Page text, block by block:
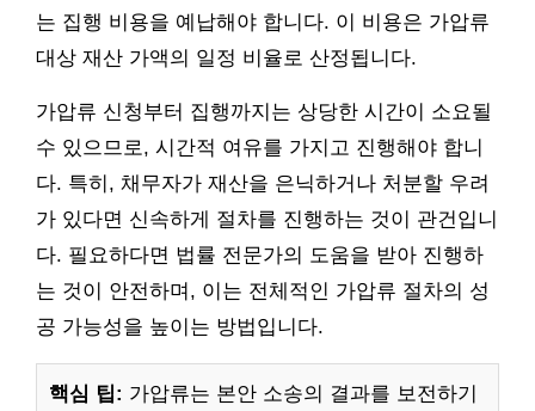
는 집행 비용을 예납해야 합니다. 이 비용은 가압류
대상 재산 가액의 일정 비율로 산정됩니다.
가압류 신청부터 집행까지는 상당한 시간이 소요될
수 있으므로, 시간적 여유를 가지고 진행해야 합니
다. 특히, 채무자가 재산을 은닉하거나 처분할 우려
가 있다면 신속하게 절차를 진행하는 것이 관건입니
다. 필요하다면 법률 전문가의 도움을 받아 진행하
는 것이 안전하며, 이는 전체적인 가압류 절차의 성
공 가능성을 높이는 방법입니다.
핵심 팁: 가압류는 본안 소송의 결과를 보전하기